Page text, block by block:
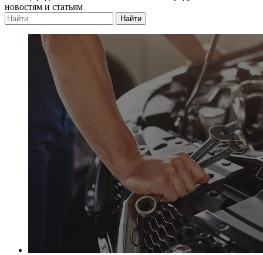
новостям и статьям
Найти